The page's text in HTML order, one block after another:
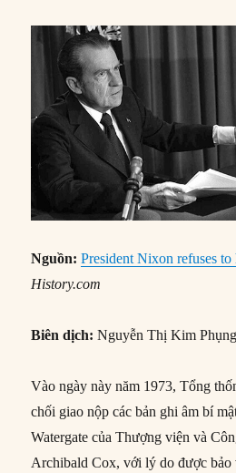
Nguồn:President Nixon refuses to
History.com
Biên dịch: Nguyễn Thị Kim Phụng
Vào ngày này năm 1973, Tổng
chối giao nộp các bản ghi âm bí
Watergate của Thượng viện và
Archibald Cox, với lý do được bảo